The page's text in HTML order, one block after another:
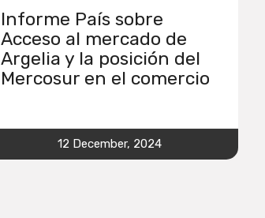
Informe País sobre
Acceso al mercado de
Argelia y la posición del
Mercosur en el comercio
12 December, 2024